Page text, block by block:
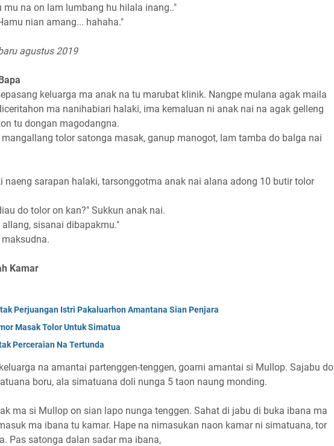
mu na on lam lumbang hu hilala inang.."
nian amang... hahaha."
agustus 2019
keluarga ma anak na tu marubat klinik. Nangpe mulana agak maila
ma nanihabiari halaki, ima kemaluan ni anak nai na agak gelleng
tu dongan magodangna.
mangallang tolor satonga masak, ganup manogot, lam tamba do balga nai
naeng sarapan halaki, tarsonggotma anak nai alana adong 10 butir tolor
do tolor on kan?" Sukkun anak nai.
sisanai dibapakmu."
Kamar
Perjuangan Istri Pakaluarhon Amantana Sian Penjara
Masak Tolor Untuk Simatua
Perceraian Na Tertunda
na amantai partenggen-tenggen, goarni amantai si Mullop. Sajabu do
boru, ala simatuana doli nunga 5 taon naung monding.
ma si Mullop on sian lapo nunga tenggen. Sahat di jabu di buka ibana ma
ma ibana tu kamar. Hape na nimasukan naon kamar ni simatuana, tor
Pas satonga dalan sadar ma ibana,